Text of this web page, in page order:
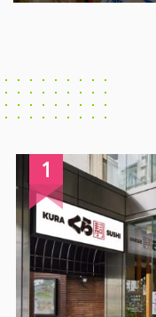
1